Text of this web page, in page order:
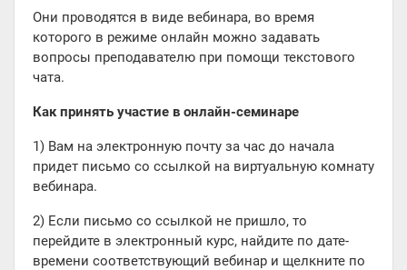
Они проводятся в виде вебинара, во время
которого в режиме онлайн можно задавать
вопросы преподавателю при помощи текстового
чата.
Как принять участие в онлайн-семинаре
1) Вам на электронную почту за час до начала
придет письмо со ссылкой на виртуальную комнату
вебинара.
2) Если письмо со ссылкой не пришло, то
перейдите в электронный курс, найдите по дате-
времени соответствующий вебинар и щелкните по